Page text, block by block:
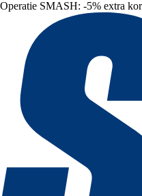
Operatie SMASH: -5% extra